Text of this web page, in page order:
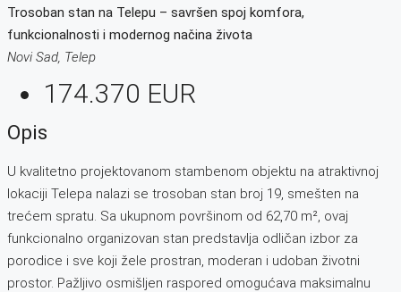
Trosoban stan na Telepu – savršen spoj komfora,
funkcionalnosti i modernog načina života
Novi Sad, Telep
174.370 EUR
Opis
U kvalitetno projektovanom stambenom objektu na atraktivnoj
lokaciji Telepa nalazi se trosoban stan broj 19, smešten na
trećem spratu. Sa ukupnom površinom od 62,70 m², ovaj
funkcionalno organizovan stan predstavlja odličan izbor za
porodice i sve koji žele prostran, moderan i udoban životni
prostor. Pažljivo osmišljen raspored omogućava maksimalnu